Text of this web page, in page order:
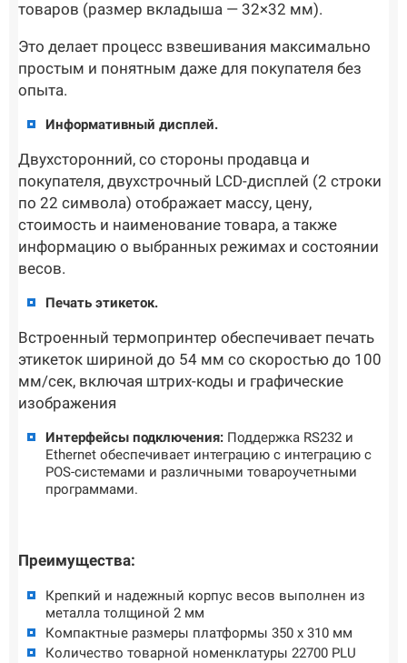
товаров (размер вкладыша — 32×32 мм).
Это делает процесс взвешивания максимально
простым и понятным даже для покупателя без
опыта.
Информативный дисплей.
Двухсторонний, со стороны продавца и
покупателя, двухстрочный LCD-дисплей (2 строки
по 22 символа) отображает массу, цену,
стоимость и наименование товара, а также
информацию о выбранных режимах и состоянии
весов.
Печать этикеток.
Встроенный термопринтер обеспечивает печать
этикеток шириной до 54 мм со скоростью до 100
мм/сек, включая штрих-коды и графические
изображения
Интерфейсы подключения: Поддержка RS232 и
Ethernet обеспечивает интеграцию с интеграцию с
POS-системами и различными товароучетными
программами.
Преимущества:
Крепкий и надежный корпус весов выполнен из
металла толщиной 2 мм
Компактные размеры платформы 350 х 310 мм
Количество товарной номенклатуры 22700 PLU